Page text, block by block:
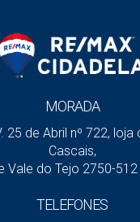
MORADA
25 de Abril nº 722, loja
Cascais,
Vale do Tejo 2750-
TELEFONES